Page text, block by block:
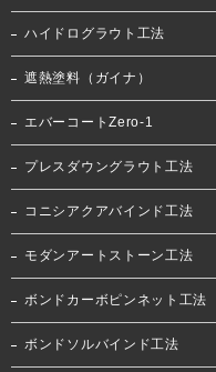
ハイドログラウト工法
遮熱塗料（ガイナ）
エバーコートZero-1
プレスダウングラウト工法
コニシアクアバインド工法
モダンアートストーン工法
ボンドカーボピンネット工法
ボンドソルバインド工法